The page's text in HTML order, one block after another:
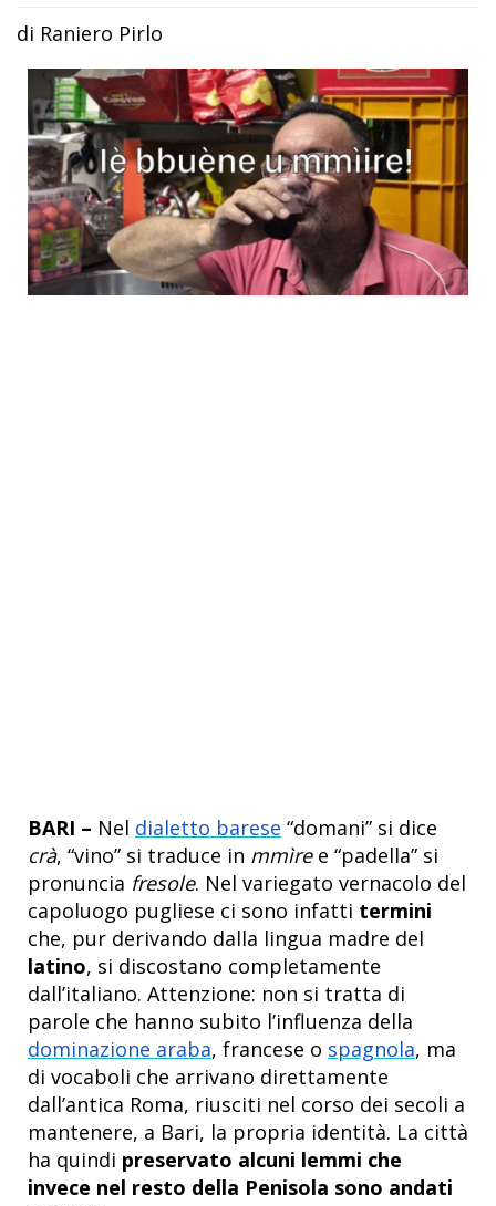
di Raniero Pirlo
BARI – Nel dialetto barese “domani” si dice
crà, “vino” si traduce in mmìre e “padella” si
pronuncia fresole. Nel variegato vernacolo del
capoluogo pugliese ci sono infatti termini
che, pur derivando dalla lingua madre del
latino, si discostano completamente
dall’italiano. Attenzione: non si tratta di
parole che hanno subito l’influenza della
dominazione araba, francese o spagnola, ma
di vocaboli che arrivano direttamente
dall’antica Roma, riusciti nel corso dei secoli a
mantenere, a Bari, la propria identità. La città
ha quindi preservato alcuni lemmi che
invece nel resto della Penisola sono andati